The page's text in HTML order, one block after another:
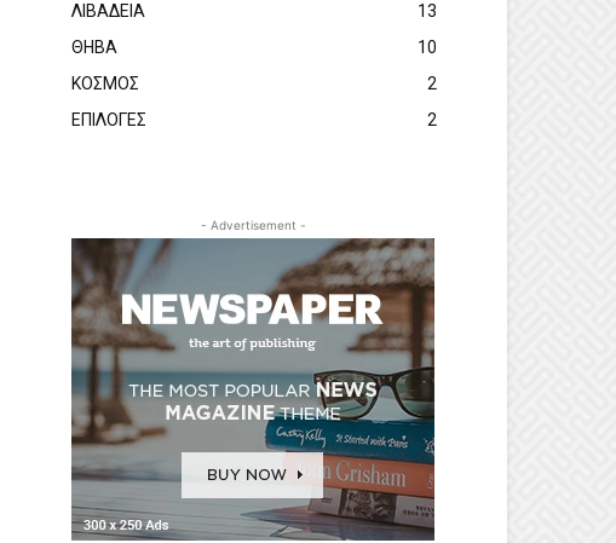
ΛΙΒΑΔΕΙΑ
13
ΘΗΒΑ
10
ΚΟΣΜΟΣ
2
ΕΠΙΛΟΓΕΣ
2
- Advertisement -